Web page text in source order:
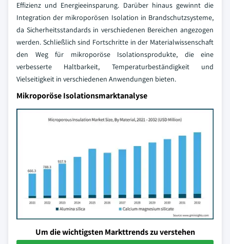
Effizienz und Energieeinsparung. Darüber hinaus gewinnt die
Integration der mikroporösen Isolation in Brandschutzsysteme,
da Sicherheitsstandards in verschiedenen Bereichen angezogen
werden. Schließlich sind Fortschritte in der Materialwissenschaft
den Weg für mikroporöse Isolationsprodukte, die eine
verbesserte Haltbarkeit, Temperaturbeständigkeit und
Vielseitigkeit in verschiedenen Anwendungen bieten.
Mikroporöse Isolationsmarktanalyse
Um die wichtigsten Markttrends zu verstehen